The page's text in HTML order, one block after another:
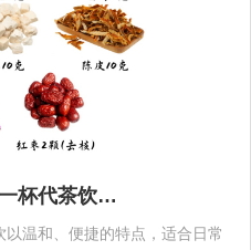
杯代茶饮…
以温和、便捷的特点，适合日常